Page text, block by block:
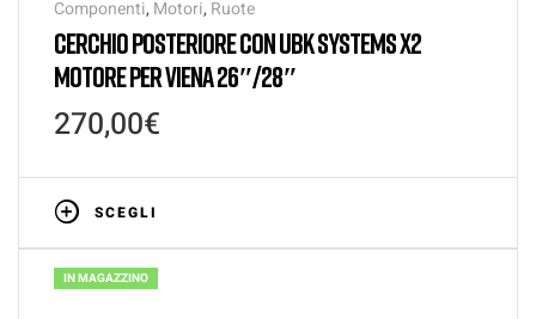
Componenti, Motori, Ruote
CERCHIO POSTERIORE CON UBK SYSTEMS X2
MOTORE PER VIENA 26″/28″
270,00€
SCEGLI
IN MAGAZZINO